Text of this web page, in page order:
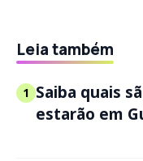
Leia também
1 Saiba quais
estarão em